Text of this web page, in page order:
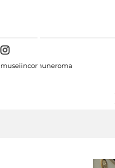
museiincomuneroma